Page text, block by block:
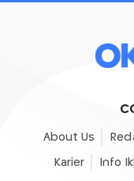
About Us
Karier Info